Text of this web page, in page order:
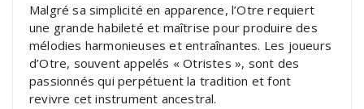
Malgré sa simplicité en apparence, l’Otre requiert
une grande habileté et maîtrise pour produire des
mélodies harmonieuses et entraînantes. Les joueurs
d’Otre, souvent appelés « Otristes », sont des
passionnés qui perpétuent la tradition et font
revivre cet instrument ancestral.